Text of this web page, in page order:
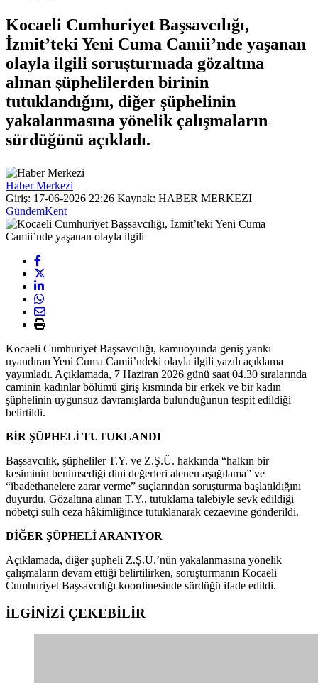
Kocaeli Cumhuriyet Başsavcılığı,
İzmit’teki Yeni Cuma Camii’nde yaşanan
olayla ilgili soruşturmada gözaltına
alınan şüphelilerden birinin
tutuklandığını, diğer şüphelinin
yakalanmasına yönelik çalışmaların
sürdüğünü açıkladı.
Haber Merkezi
Giriş: 17-06-2026 22:26 Kaynak: HABER MERKEZI
GündemKent
Kocaeli Cumhuriyet Başsavcılığı, kamuoyunda geniş yankı
uyandıran Yeni Cuma Camii’ndeki olayla ilgili yazılı açıklama
yayımladı. Açıklamada, 7 Haziran 2026 günü saat 04.30 sıralarında
caminin kadınlar bölümü giriş kısmında bir erkek ve bir kadın
şüphelinin uygunsuz davranışlarda bulunduğunun tespit edildiği
belirtildi.
BİR ŞÜPHELİ TUTUKLANDI
Başsavcılık, şüpheliler T.Y. ve Z.Ş.Ü. hakkında “halkın bir
kesiminin benimsediği dini değerleri alenen aşağılama” ve
“ibadethanelere zarar verme” suçlarından soruşturma başlatıldığını
duyurdu. Gözaltına alınan T.Y., tutuklama talebiyle sevk edildiği
nöbetçi sulh ceza hâkimliğince tutuklanarak cezaevine gönderildi.
DİĞER ŞÜPHELİ ARANIYOR
Açıklamada, diğer şüpheli Z.Ş.Ü.’nün yakalanmasına yönelik
çalışmaların devam ettiği belirtilirken, soruşturmanın Kocaeli
Cumhuriyet Başsavcılığı koordinesinde sürdüğü ifade edildi.
İLGİNİZİ ÇEKEBİLİR